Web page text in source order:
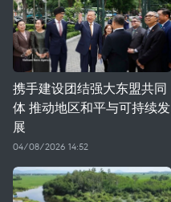
携手建设团结强大东盟共同
体 推动地区和平与可持续发
展
04/08/2026 14:52